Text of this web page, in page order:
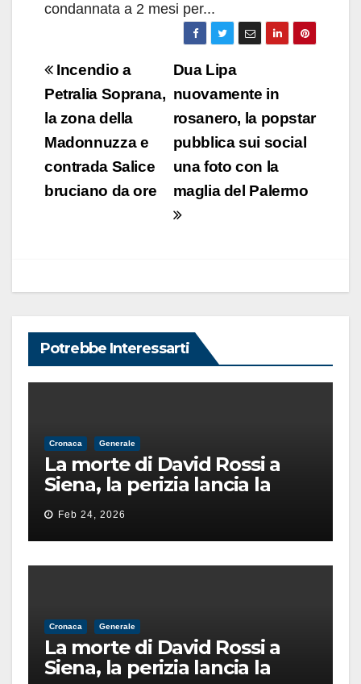
condannata a 2 mesi per...
Navigazione
articoli
Dua Lipa
nuovamente in
rosanero, la popstar
pubblica sui social
una foto con la
maglia del Palermo
Incendio a
Petralia Soprana,
la zona della
Madonnuzza e
contrada Salice
bruciano da ore
Potrebbe Interessarti
Cronaca Generale
La morte di David Rossi a
Siena, la perizia lancia la
pista di un’intimidazione
finita male
Feb 24, 2026
Cronaca Generale
La morte di David Rossi a
Siena, la perizia lancia la